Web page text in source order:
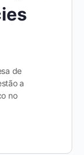
de
a
no